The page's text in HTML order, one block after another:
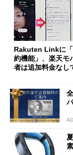
Rakuten Linkに
約機能」、楽天モ
者は追加料金なし